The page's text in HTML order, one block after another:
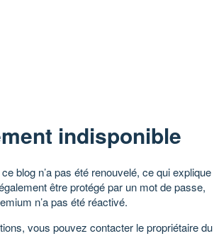
indisponible
blog n’a pas été renouvelé, ce qui explique
être protégé par un mot de passe,
n’a pas été réactivé.
vous pouvez contacter le propriétaire du